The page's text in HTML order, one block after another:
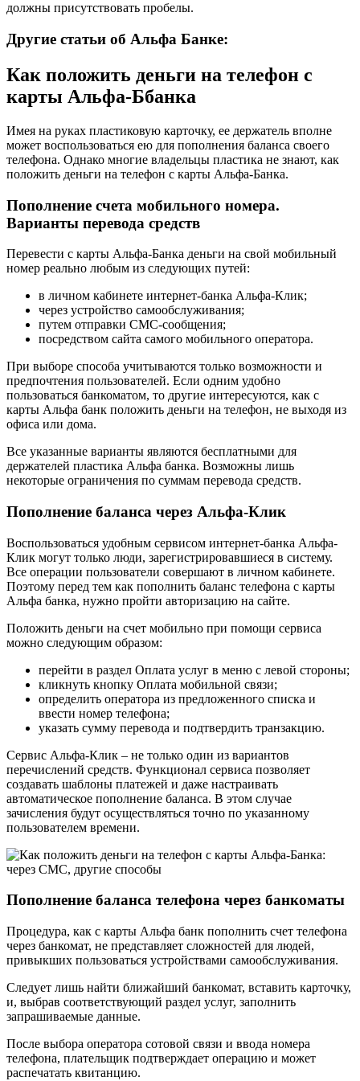
должны присутствовать пробелы.
Другие статьи об Альфа Банке:
Как положить деньги на телефон с
карты Альфа-Ббанка
Имея на руках пластиковую карточку, ее держатель вполне
может воспользоваться ею для пополнения баланса своего
телефона. Однако многие владельцы пластика не знают, как
положить деньги на телефон с карты Альфа-Банка.
Пополнение счета мобильного номера.
Варианты перевода средств
Перевести с карты Альфа-Банка деньги на свой мобильный
номер реально любым из следующих путей:
в личном кабинете интернет-банка Альфа-Клик;
через устройство самообслуживания;
путем отправки СМС-сообщения;
посредством сайта самого мобильного оператора.
При выборе способа учитываются только возможности и
предпочтения пользователей. Если одним удобно
пользоваться банкоматом, то другие интересуются, как с
карты Альфа банк положить деньги на телефон, не выходя из
офиса или дома.
Все указанные варианты являются бесплатными для
держателей пластика Альфа банка. Возможны лишь
некоторые ограничения по суммам перевода средств.
Пополнение баланса через Альфа-Клик
Воспользоваться удобным сервисом интернет-банка Альфа-
Клик могут только люди, зарегистрировавшиеся в систему.
Все операции пользователи совершают в личном кабинете.
Поэтому перед тем как пополнить баланс телефона с карты
Альфа банка, нужно пройти авторизацию на сайте.
Положить деньги на счет мобильно при помощи сервиса
можно следующим образом:
перейти в раздел Оплата услуг в меню с левой стороны;
кликнуть кнопку Оплата мобильной связи;
определить оператора из предложенного списка и
ввести номер телефона;
указать сумму перевода и подтвердить транзакцию.
Сервис Альфа-Клик – не только один из вариантов
перечислений средств. Функционал сервиса позволяет
создавать шаблоны платежей и даже настраивать
автоматическое пополнение баланса. В этом случае
зачисления будут осуществляться точно по указанному
пользователем времени.
Пополнение баланса телефона через банкоматы
Процедура, как с карты Альфа банк пополнить счет телефона
через банкомат, не представляет сложностей для людей,
привыкших пользоваться устройствами самообслуживания.
Следует лишь найти ближайший банкомат, вставить карточку,
и, выбрав соответствующий раздел услуг, заполнить
запрашиваемые данные.
После выбора оператора сотовой связи и ввода номера
телефона, плательщик подтверждает операцию и может
распечатать квитанцию.